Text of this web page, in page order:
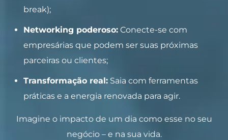
break);
Networking poderoso: Conecte-se com
empresárias que podem ser suas próximas
parceiras ou clientes;
Transformação real: Saia com ferramentas
práticas e a energia renovada para agir.
Imagine o impacto de um dia como esse no seu
negócio – e na sua vida.